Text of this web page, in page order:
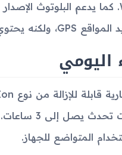
اليومي
يصل إلى
المتواضع للجهاز.